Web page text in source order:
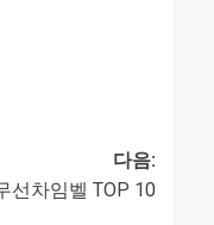
다음:
선차임벨 TOP 10